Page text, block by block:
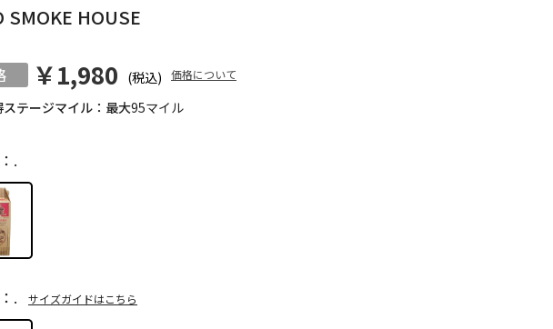
ステージマイル：最大95マイル
SMOKE HOUSE
￥1,980 (税込) 価格について
.
. サイズガイドはこちら